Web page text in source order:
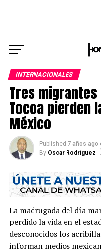
INTERNACIONALES
Tres
Tocoa pierden
México
Published 7 años ago
By Oscar Rodríguez
La madrugada del día
perdido la vida en el
desconocidos los
informan medios